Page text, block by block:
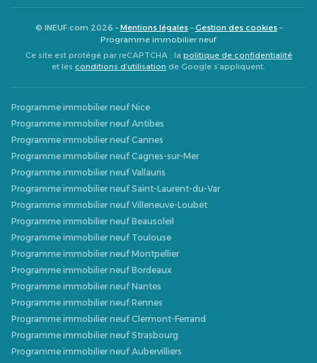
© INEUF.com 2026 –Mentions légales–Gestion des cookies–
Programme immobilier neuf
Ce site est protégé par reCAPTCHA : la politique de confidentialité
et les conditions d’utilisation de Google s’appliquent.
Programme immobilier neuf Nice
Programme immobilier neuf Antibes
Programme immobilier neuf Cannes
Programme immobilier neuf Cagnes-sur-Mer
Programme immobilier neuf Vallauris
Programme immobilier neuf Saint-Laurent-du-Var
Programme immobilier neuf Villeneuve-Loubet
Programme immobilier neuf Beausoleil
Programme immobilier neuf Toulouse
Programme immobilier neuf Montpellier
Programme immobilier neuf Bordeaux
Programme immobilier neuf Nantes
Programme immobilier neuf Rennes
Programme immobilier neuf Clermont-Ferrand
Programme immobilier neuf Strasbourg
Programme immobilier neuf Aubervilliers